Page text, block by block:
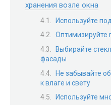
хранения возле окна
Используйте
Оптимизируйте
Выбирайте
фасады
Не забывайте
к влаге и свету
Используйте